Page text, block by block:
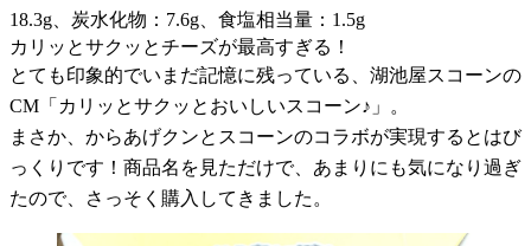
18.3g、炭水化物：7.6g、食塩相当量：1.5g
カリッとサクッとチーズが最高すぎる！
とても印象的でいまだ記憶に残っている、湖池屋スコーンの
CM「カリッとサクッとおいしいスコーン♪」。
まさか、からあげクンとスコーンのコラボが実現するとはび
っくりです！商品名を見ただけで、あまりにも気になり過ぎ
たので、さっそく購入してきました。